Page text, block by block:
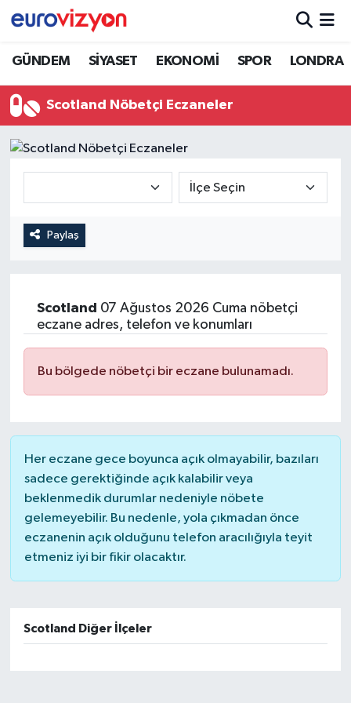
GÜNDEM SİYASET EKONOMİ SPOR LONDRA
Scotland Nöbetçi Eczaneler
Paylaş
Scotland 07 Ağustos 2026 Cuma nöbetçi
eczane adres, telefon ve konumları
Bu bölgede nöbetçi bir eczane bulunamadı.
Her eczane gece boyunca açık olmayabilir, bazıları
sadece gerektiğinde açık kalabilir veya
beklenmedik durumlar nedeniyle nöbete
gelemeyebilir. Bu nedenle, yola çıkmadan önce
eczanenin açık olduğunu telefon aracılığıyla teyit
etmeniz iyi bir fikir olacaktır.
Scotland Diğer İlçeler